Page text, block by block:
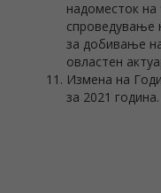
надоместок на
спроведување
за добивање
овластен
Измена на
за 2021 година.